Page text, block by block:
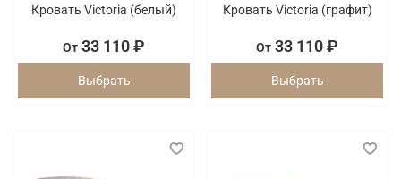
Кровать Victoria (белый)
От 33 110 ₽
Выбрать
Кровать Victoria (графит)
От 33 110 ₽
Выбрать